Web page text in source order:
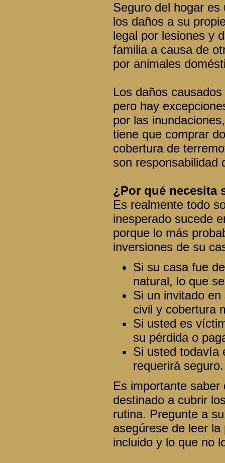
Seguro del hogar
los daños a su
legal por lesiones y
familia a causa de
por animales
Los daños
pero hay
por las
tiene que comprar
cobertura de
son responsabilidad
¿Por qué necesita
Es realmente todo
inesperado sucede
porque lo más
inversiones de su
Si su casa fue
natural, lo que
Si un invitado
civil y cobertura
Si usted es
su pérdida o
Si usted todavía
requerirá seguro.
Es importante
destinado a cubrir
rutina. Pregunte a
asegúrese de leer
incluido y lo que no